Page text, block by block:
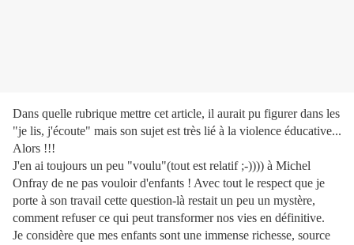
Dans quelle rubrique mettre cet article, il aurait pu figurer dans les
"je lis, j'écoute" mais son sujet est très lié à la violence éducative...
Alors !!!
J'en ai toujours un peu "voulu"(tout est relatif ;-)))) à Michel
Onfray de ne pas vouloir d'enfants ! Avec tout le respect que je
porte à son travail cette question-là restait un peu un mystère,
comment refuser ce qui peut transformer nos vies en définitive.
Je considère que mes enfants sont une immense richesse, source